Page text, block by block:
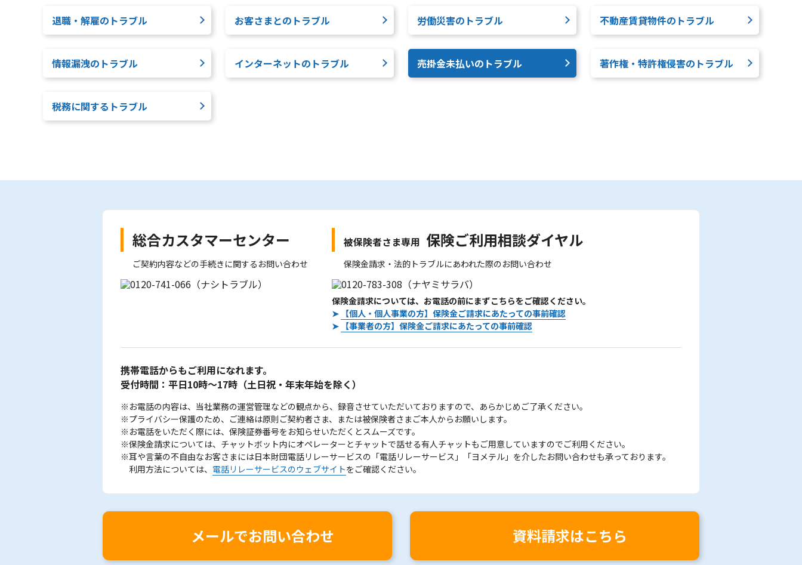
退職・解雇のトラブル お客さまとのトラブル 労働災害のトラブル 不動産賃貸物件のトラブル
情報漏洩のトラブル インターネットのトラブル 売掛金未払いのトラブル 著作権・特許権侵害のトラブル
税務に関するトラブル
総合カスタマーセンター
ご契約内容などの手続きに関するお問い合わせ
被保険者さま専用 保険ご利用相談ダイヤル
保険金請求・法的トラブルにあわれた際のお問い合わせ
保険金請求については、お電話の前にまずこちらをご確認ください。
➤ 【個人・個人事業の方】保険金ご請求にあたっての事前確認
➤ 【事業者の方】保険金ご請求にあたっての事前確認
携帯電話からもご利用になれます。
受付時間：平日10時～17時 （土日祝・年末年始を除く）
※お電話の内容は、当社業務の運営管理などの観点から、録音させていただいておりますので、あらかじめご了承ください。
※プライバシー保護のため、ご連絡は原則ご契約者さま、または被保険者さまご本人からお願いします。
※お電話をいただく際には、保険証券番号をお知らせいただくとスムーズです。
※保険金請求については、チャットボット内にオペレーターとチャットで話せる有人チャットもご用意していますのでご利用ください。
※耳や言葉の不自由なお客さまには日本財団電話リレーサービスの「電話リレーサービス」「ヨメテル」を介したお問い合わせも承っております。
利用方法については、 電話リレーサービスのウェブサイトをご確認ください。
メールでお問い合わせ 資料請求はこちら